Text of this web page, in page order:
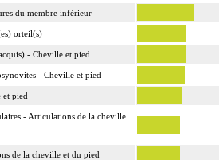
du membre inférieur
orteil(s)
- Cheville et pied
- Cheville et pied
et pied
- Articulations de la cheville
de la cheville et du pied